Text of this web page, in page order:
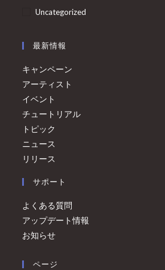
Uncategorized
最新情報
キャンペーン
アーティスト
イベント
チュートリアル
トピック
ニュース
リリース
サポート
よくある質問
アップデート情報
お知らせ
ページ